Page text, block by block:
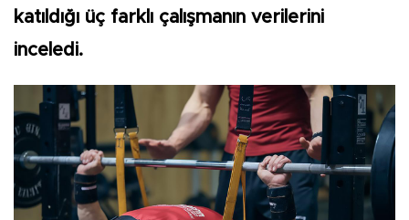
katıldığı üç farklı çalışmanın verilerini
inceledi.